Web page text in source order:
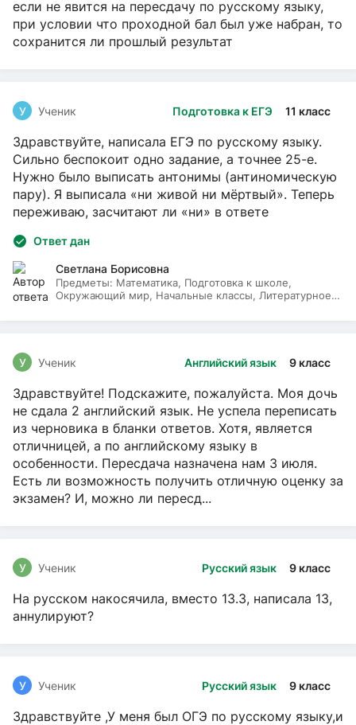
если не явится на пересдачу по русскому языку,
при условии что проходной бал был уже набран, то
сохранится ли прошлый результат
Подготовка к ЕГЭ 11 класс
У Ученик
Здравствуйте, написала ЕГЭ по русскому языку.
Сильно беспокоит одно задание, а точнее 25-е.
Нужно было выписать антонимы (антиномическую
пару). Я выписала «ни живой ни мёртвый». Теперь
переживаю, засчитают ли «ни» в ответе
Ответ дан
Светлана Борисовна
Предметы: Математика, Подготовка к школе,
Окружающий мир, Начальные классы, Литературное
Английский язык 9 класс
У Ученик
Здравствуйте! Подскажите, пожалуйста. Моя дочь
не сдала 2 английский язык. Не успела переписать
из черновика в бланки ответов. Хотя, является
отличницей, а по английскому языку в
особенности. Пересдача назначена нам 3 июля.
Есть ли возможность получить отличную оценку за
экзамен? И, можно ли пересд...
Русский язык 9 класс
У Ученик
На русском накосячила, вместо 13.3, написала 13,
аннулируют?
Русский язык 9 класс
У Ученик
Здравствуйте ,У меня был ОГЭ по русскому языку,и